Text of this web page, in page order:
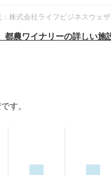
株式会社ライフビジネスウェ
都農ワイナリーの詳しい施
す。